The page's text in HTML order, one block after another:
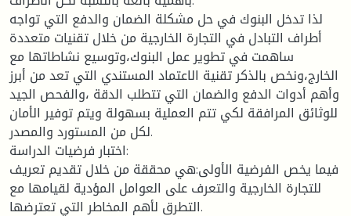
لذا تدخل البنوك في حل مشكلة الضمان والدفع التي تواجه
أطراف التبادل في التجارة الخارجية من خلال تقنيات متعددة
ساهمت في تطوير عمل البنوك،وتوسيع نشاطاتها مع
الخارج،ونخص بالذكر تقنية الاعتماد المستندي التي تعد من أبرز
وأهم أدوات الدفع والضمان التي تتطلب الدقة ،والفحص الجيد
للوثائق المرافقة لكي تتم العملية بسهولة ويتم توفير الأمان
لكل من المستورد والمصدر.
اختبار فرضيات الدراسة:
فيما يخص الفرضية الأولى:هي محققة من خلال تقديم تعريف
للتجارة الخارجية والتعرف على العوامل المؤدية لقيامها مع
التطرق لأهم المخاطر التي تعترضها.